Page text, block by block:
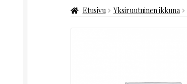
Etusivu Yksiruutuinen ikkuna